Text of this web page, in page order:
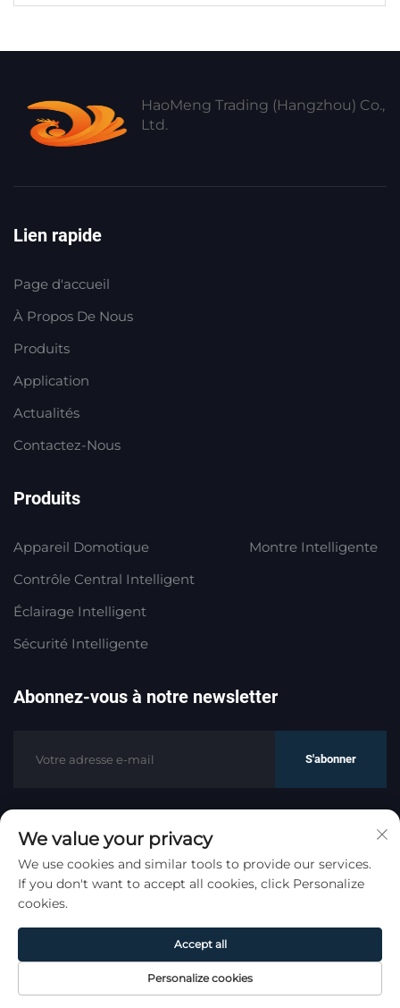
HaoMeng Trading (Hangzhou) Co.,
Ltd.
Lien rapide
Page d'accueil
À Propos De Nous
Produits
Application
Actualités
Contactez-Nous
Produits
Appareil Domotique
Contrôle Central Intelligent
Éclairage Intelligent
Sécurité Intelligente
Montre Intelligente
Abonnez-vous à notre newsletter
S'abonner
Droits d'auteur © HaoMeng Trading (Hangzhou) Co.,
Ltd. Tous droits réservés.
Politique de
confidentialité
Remonter en haut
Page Produit De CONTACT
We value your privacy
We use cookies and similar tools to provide our services.
If you don't want to accept all cookies, click Personalize
cookies.
Personalize cookies
Accept all